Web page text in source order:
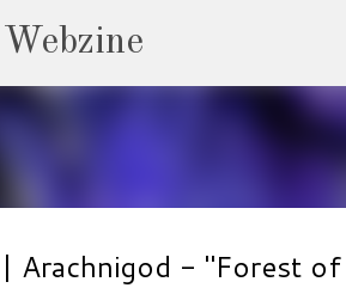
Arachnigod - "Forest